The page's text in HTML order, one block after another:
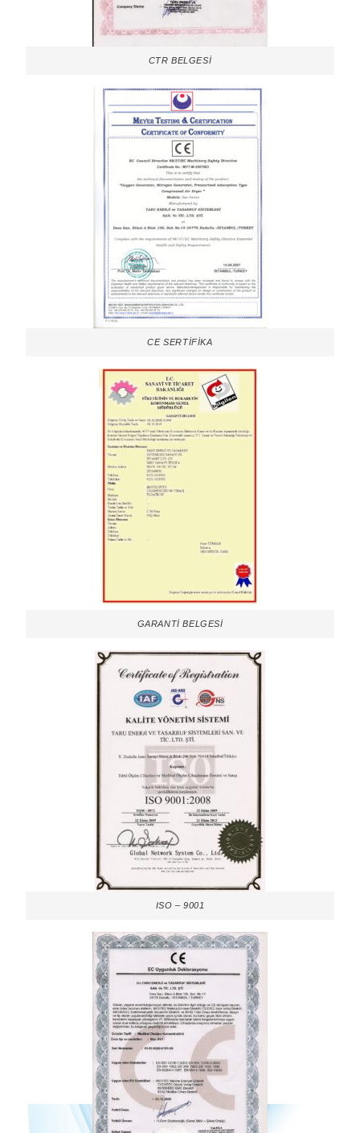
CTR BELGESİ
CE SERTİFİKA
GARANTİ BELGESİ
ISO – 9001